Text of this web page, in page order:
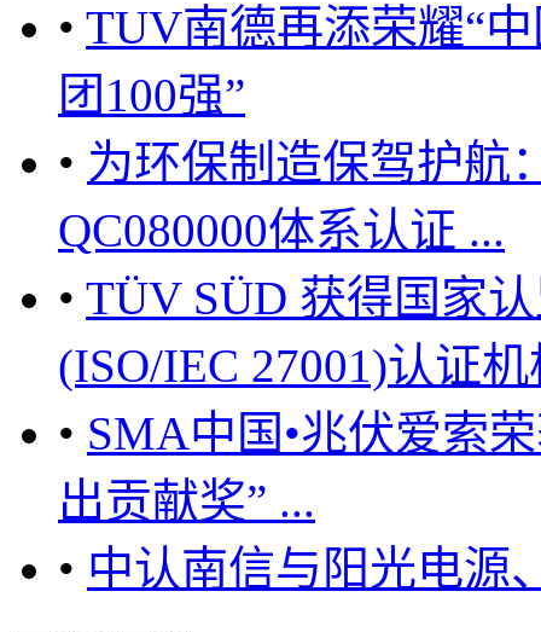
• TUV南德再添荣耀“
团100强”
• 为环保制造保驾护航
QC080000体系认证 ...
• TÜV SÜD 获得国家
(ISO/IEC 27001)认证
• SMA中国•兆伏爱索
出贡献奖” ...
• 中认南信与阳光电源